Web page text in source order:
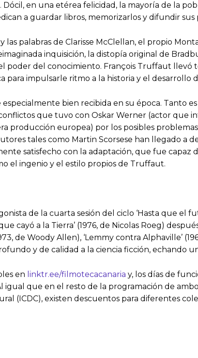
en una etérea felicidad, la mayoría de la
a guardar libros, memorizarlos y difundir sus
las palabras de Clarisse McClellan, el propio
inquisición, la distopía original de
poder del conocimiento. François Truffaut
para impulsarle ritmo a la historia y el desarrollo
especialmente bien recibida en su época. Tanto
que tuvo con Oskar Werner (actor que
producción europea) por los posibles
tales como Martin Scorsese han llegado a
satisfecho con la adaptación, que fue
el ingenio y el estilo propios de Truffaut.
de la cuarta sesión del ciclo ‘Hasta que
cayó a la Tierra’ (1976, de Nicolas Roeg)
de Woody Allen), ‘Lemmy contra Alphaville’
y de calidad a la ciencia ficción, echando
en linktr.ee/filmotecacanaria y, los días de
igual que en el resto de la programación de
(ICDC), existen descuentos para diferentes